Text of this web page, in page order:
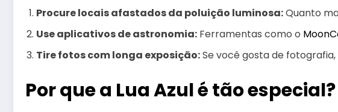
Procure locais afastados da poluição luminosa:Quanto
Use aplicativos de astronomia: Ferramentas como o
Tire fotos com longa exposição:Se você gosta de
Por que a Lua Azul é tão especial?